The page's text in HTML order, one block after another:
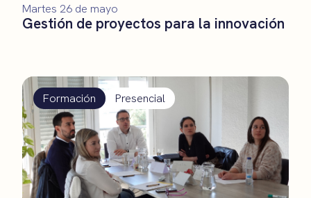
Gestión de proyectos para la innovación
Martes 26 de mayo
Formación Presencial